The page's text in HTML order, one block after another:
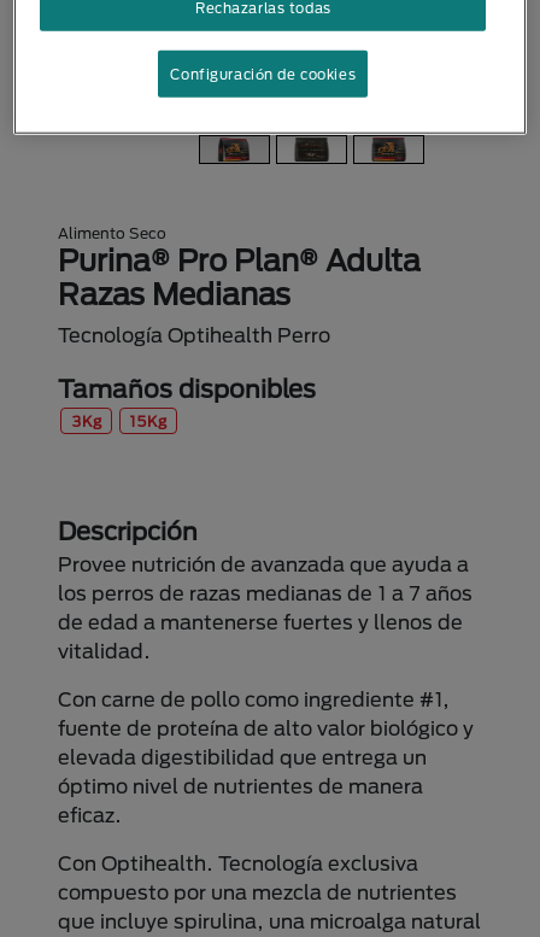
Alimento Seco
Purina® Pro Plan® Adulta
Razas Medianas
Tecnología Optihealth Perro
Tamaños disponibles
3Kg 15Kg
Descripción
Provee nutrición de avanzada que ayuda a
los perros de razas medianas de 1 a 7 años
de edad a mantenerse fuertes y llenos de
vitalidad.
Con carne de pollo como ingrediente #1,
fuente de proteína de alto valor biológico y
elevada digestibilidad que entrega un
óptimo nivel de nutrientes de manera
eficaz.
Con Optihealth. Tecnología exclusiva
compuesto por una mezcla de nutrientes
que incluye spirulina, una microalga natural
Rechazarlas todas
Configuración de cookies